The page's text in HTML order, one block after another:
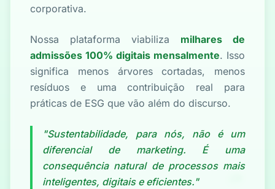
corporativa.
Nossa plataforma viabiliza
milhares de
admissões 100% digitais mensalmente. Isso
significa menos árvores cortadas, menos
resíduos e uma contribuição real para
práticas de ESG que vão além do discurso.
"Sustentabilidade, para nós, não é um
diferencial de marketing. É uma
consequência natural de processos mais
inteligentes, digitais e eficientes."